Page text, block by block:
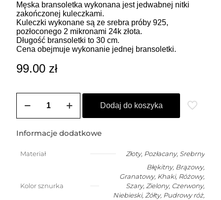
Męska bransoletka wykonana jest jedwabnej nitki
zakończonej kuleczkami.
Kuleczki wykonane są ze srebra próby 925,
pozłoconego 2 mikronami 24k złota.
Długość bransoletki to 30 cm.
Cena obejmuje wykonanie jednej bransoletki.
99.00 zł
Bransoletka
szczęście
kuleczką
Dodaj do koszyka
Informacje dodatkowe
Materiał Złoty, Pozłacany, Srebrny
Kolor sznurka
Błękitny, Brązowy,
Granatowy, Khaki, Różowy,
Szary, Zielony, Czerwony,
Niebieski, Żółty, Pudrowy róż,